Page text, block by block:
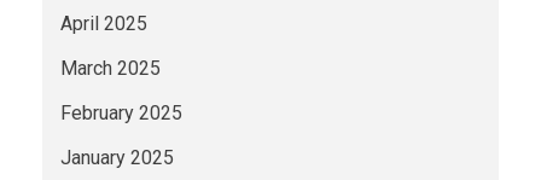
April 2025
March 2025
February 2025
January 2025